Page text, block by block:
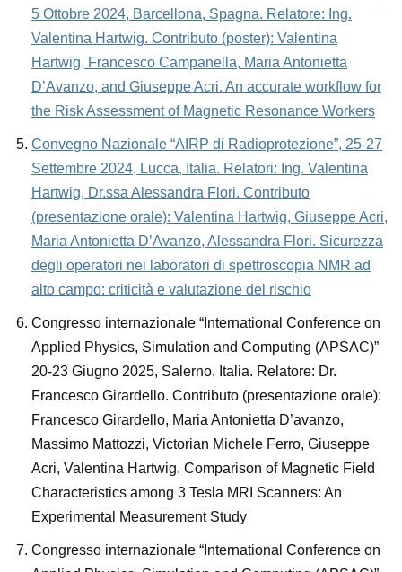
5 Ottobre 2024, Barcellona, Spagna. Relatore: Ing.
Valentina Hartwig. Contributo (poster): Valentina
Hartwig, Francesco Campanella, Maria Antonietta
D’Avanzo, and Giuseppe Acri. An accurate workflow for
the Risk Assessment of Magnetic Resonance Workers
Convegno Nazionale “AIRP di Radioprotezione”, 25-27
Settembre 2024, Lucca, Italia. Relatori: Ing. Valentina
Hartwig, Dr.ssa Alessandra Flori. Contributo
(presentazione orale): Valentina Hartwig, Giuseppe Acri,
Maria Antonietta D’Avanzo, Alessandra Flori. Sicurezza
degli operatori nei laboratori di spettroscopia NMR ad
alto campo: criticità e valutazione del rischio
Congresso internazionale “International Conference on
Applied Physics, Simulation and Computing (APSAC)”
20-23 Giugno 2025, Salerno, Italia. Relatore: Dr.
Francesco Girardello. Contributo (presentazione orale):
Francesco Girardello, Maria Antonietta D’avanzo,
Massimo Mattozzi, Victorian Michele Ferro, Giuseppe
Acri, Valentina Hartwig. Comparison of Magnetic Field
Characteristics among 3 Tesla MRI Scanners: An
Experimental Measurement Study
Congresso internazionale “International Conference on